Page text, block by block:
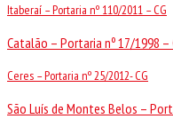
Itaberaí – Portaria nº 110/2011 – CG
Catalão – Portaria nº 17/1998 –
Ceres – Portaria nº 25/2012- CG
São Luís de Montes Belos –